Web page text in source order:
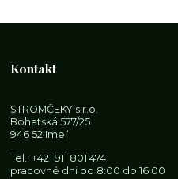
Kontakt
STROMČEKY s.r.o.
Bohatská 577/25
946 52 Imeľ
Tel.:+421 911 801 474
pracovné dni od 8:00 do 16:00